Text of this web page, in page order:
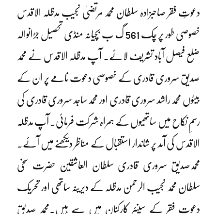
دعوتِ فقر صاحبزادہ سلطان محمد مرتضیٰ نجیب مدظلہ الاقدس
خصوصی طور پر چک 561 گ ب بچیانہ منڈی تحصیل جڑانوالہ
ضلع فیصل آباد تشریف لائے۔ آپ مدظلہ الاقدس نے محمد
صدیق سروری قادری کے خصوصی دعوت نامے پر ان کے
بیٹوں محمد راشد سروری قادری اور محمد ساجد سروری قادری کی
رسمِ نکاح میں ساتھیوں کے ہمراہ شرکت فرمائی۔ آپ مدظلہ
الاقدس کی آمد پر شاندار استقبال کے مناظر دیکھنے میں آئے۔
محمدصدیق سروری قادری سلطان العاشقین حضرت سخی
سلطان محمد نجیب الرحمن مدظلہ کے دیرینہ ساتھی اور تحریک
دعوتِ فقر کے سینئر کارکنان میں سے ہیں۔محمد صدیق